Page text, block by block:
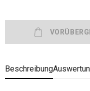
Beschreibung